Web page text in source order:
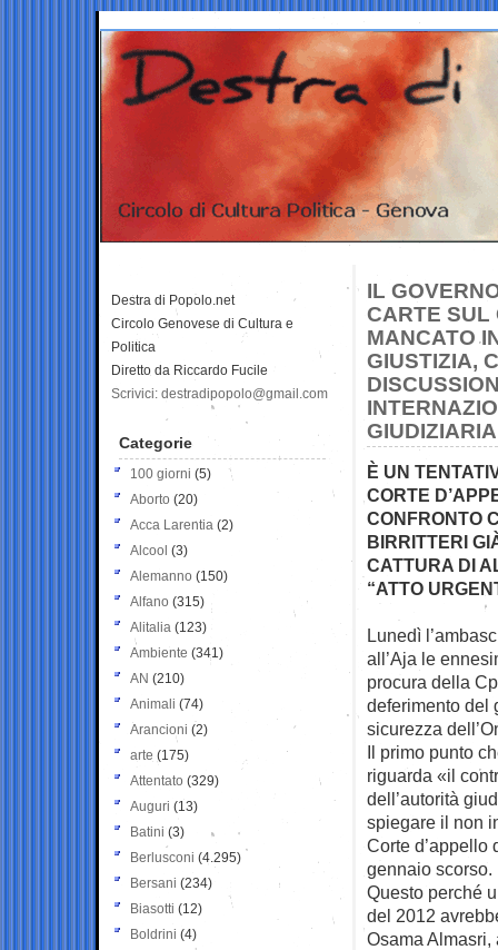
IL
CARTE SUL
MANCATO
GIUSTIZIA,
È UN
CORTE
CONFRONTO
BIRRITTERI
CATTURA DI
“ATTO
Lunedì
all’Aja le
procura della
deferimento del
sicurezza
Il primo punto
riguarda «il
dell’autorità
spiegare il non
Corte d’appello
gennaio scorso.
Questo perché
del 2012
Osama
Destra di Popolo.net
Circolo Genovese di Cultura e
Politica
Diretto da Riccardo Fucile
Scrivici: destradipopolo@gmail.com
Categorie
100 giorni (5)
Aborto (20)
Acca Larentia (2)
Alcool (3)
Alemanno (150)
Alfano (315)
Alitalia (123)
Ambiente (341)
AN (210)
Animali (74)
Arancioni (2)
arte (175)
Attentato (329)
Auguri (13)
Batini (3)
Berlusconi (4.295)
Bersani (234)
Biasotti (12)
Boldrini (4)